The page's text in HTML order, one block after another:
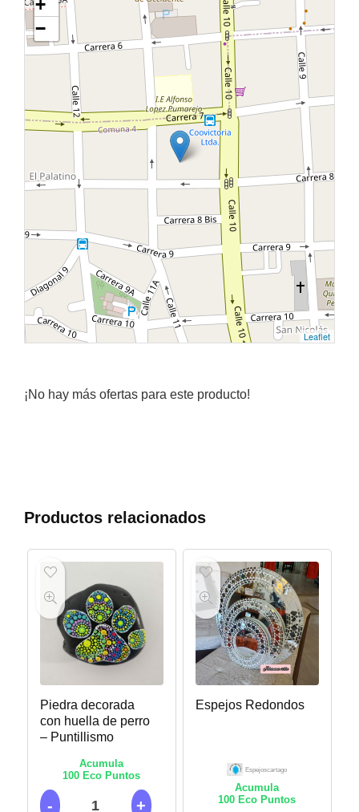
+
−
Leaflet
¡No hay más ofertas para este producto!
Productos relacionados
Piedra decorada
con huella de perro
– Puntillismo
Acumula
100 Eco Puntos
Espejos Redondos
Espejoscartago
Acumula
100 Eco Puntos